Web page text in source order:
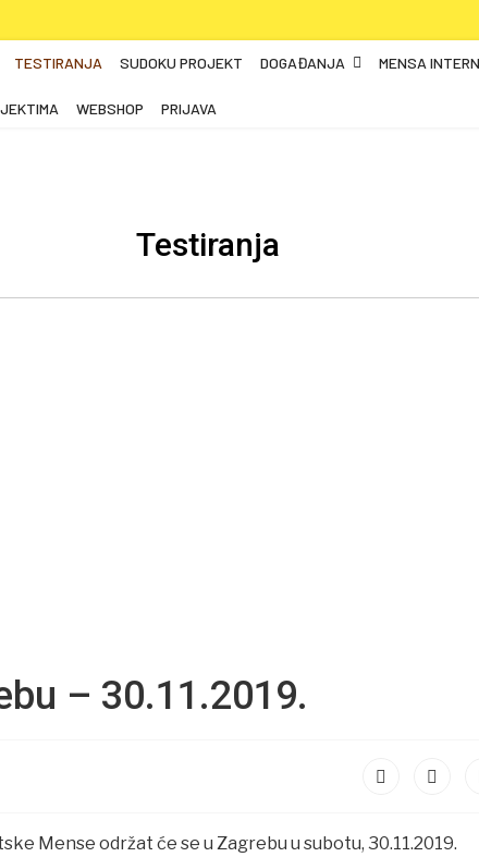
TESTIRANJA SUDOKU PROJEKT DOGAĐANJA MENSA
WEBSHOP PRIJAVA
Testiranja
– 30.11.2019.
Mense održat će se u Zagrebu u subotu, 30.11.2019.